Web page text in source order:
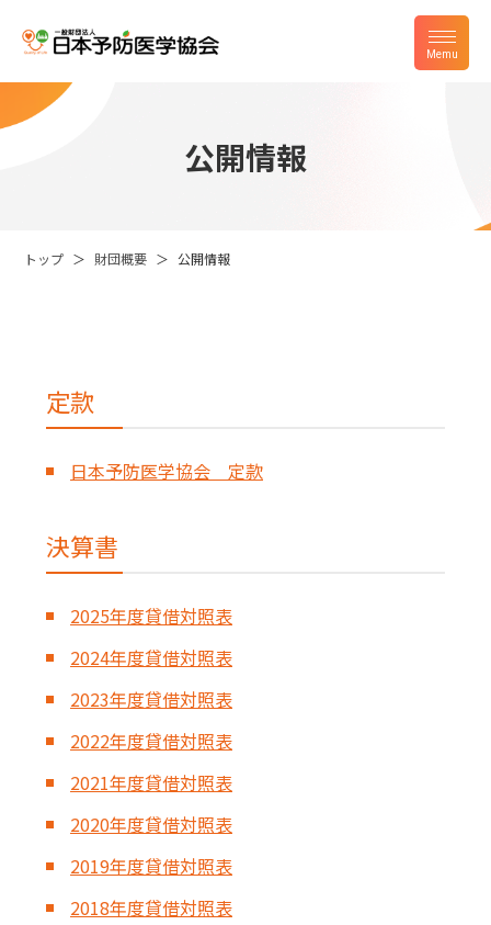
公開情報
トップ 財団概要 公開情報
定款
日本予防医学協会 定款
決算書
2025年度貸借対照表
2024年度貸借対照表
2023年度貸借対照表
2022年度貸借対照表
2021年度貸借対照表
2020年度貸借対照表
2019年度貸借対照表
2018年度貸借対照表